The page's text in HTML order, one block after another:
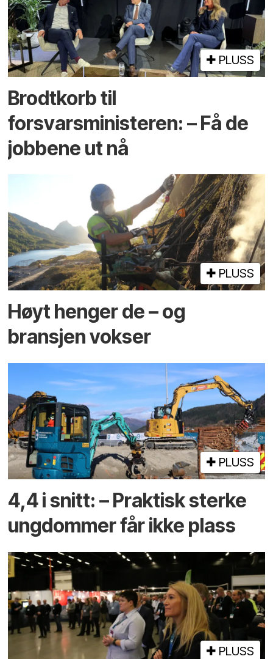
PLUSS
Brodtkorb til
forsvarsministeren: – Få de
jobbene ut nå
PLUSS
Høyt henger de – og
bransjen vokser
PLUSS
4,4 i snitt: – Praktisk sterke
ungdommer får ikke plass
PLUSS